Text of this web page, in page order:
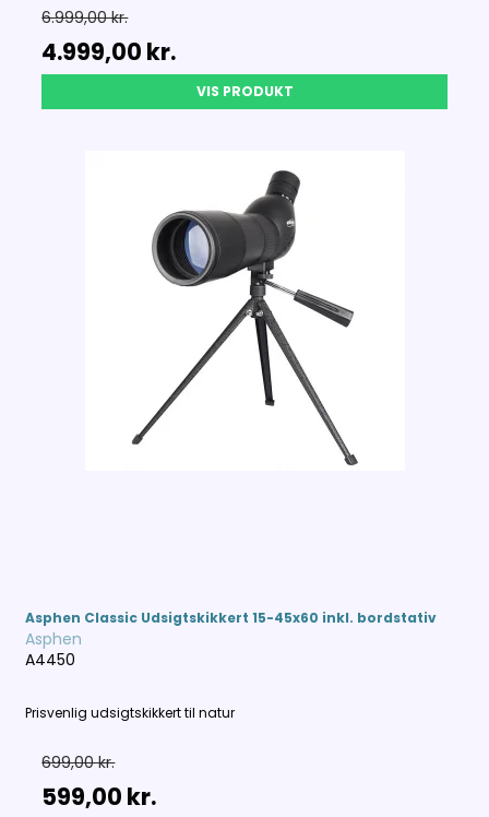
6.999,00 kr.
4.999,00 kr.
VIS PRODUKT
Asphen Classic Udsigtskikkert 15-45x60 inkl. bordstativ
Asphen
A4450
Prisvenlig udsigtskikkert til natur
699,00 kr.
599,00 kr.